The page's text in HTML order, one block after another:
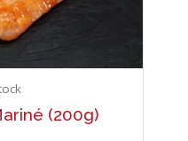
(200g)